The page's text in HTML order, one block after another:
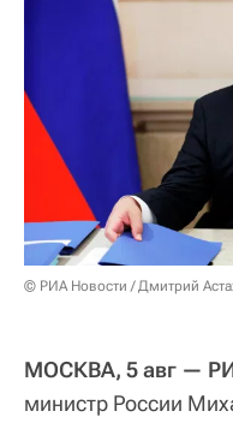
© РИА Новости / Дмитрий
МОСКВА, 5 авг —
министр России